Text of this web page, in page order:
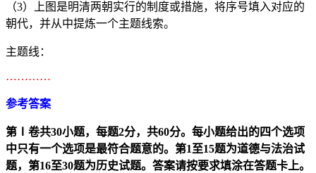
（3）上图是明清两朝实行的制度或措施，将序号填入对应的
朝代，并从中提炼一个主题线索。
主题线：
…………
参考答案
第 卷共30小题，每题2分，共60分。每小题给出的四个选项
中只有一个选项是最符合题意的。第1至15题为道德与法治试
题，第16至30题为历史试题。答案请按要求填涂在答题卡上。